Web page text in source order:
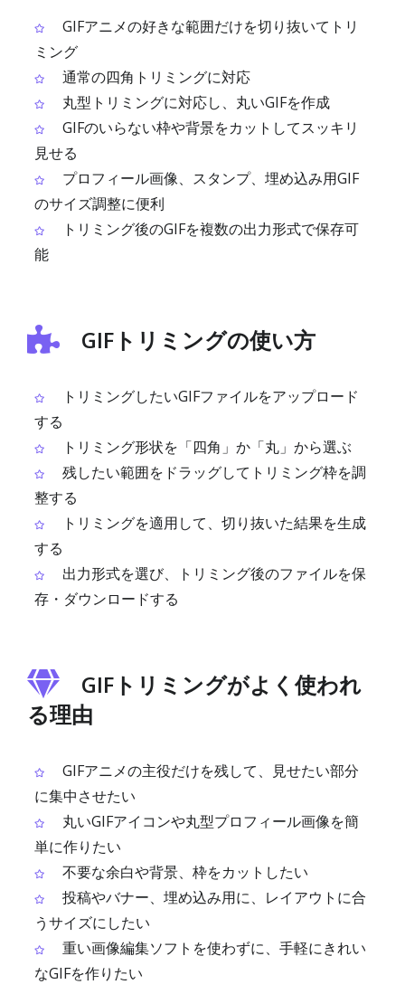
GIFアニメの好きな範囲だけを切り抜いてトリ
ミング
通常の四角トリミングに対応
丸型トリミングに対応し、丸いGIFを作成
GIFのいらない枠や背景をカットしてスッキリ
見せる
プロフィール画像、スタンプ、埋め込み用GIF
のサイズ調整に便利
トリミング後のGIFを複数の出力形式で保存可
能
GIFトリミングの使い方
トリミングしたいGIFファイルをアップロード
する
トリミング形状を「四角」か「丸」から選ぶ
残したい範囲をドラッグしてトリミング枠を調
整する
トリミングを適用して、切り抜いた結果を生成
する
出力形式を選び、トリミング後のファイルを保
存・ダウンロードする
GIFトリミングがよく使われ
る理由
GIFアニメの主役だけを残して、見せたい部分
に集中させたい
丸いGIFアイコンや丸型プロフィール画像を簡
単に作りたい
不要な余白や背景、枠をカットしたい
投稿やバナー、埋め込み用に、レイアウトに合
うサイズにしたい
重い画像編集ソフトを使わずに、手軽にきれい
なGIFを作りたい